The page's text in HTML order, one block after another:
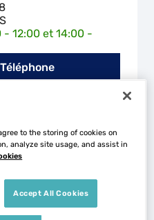
- 12:00 et 14:00 -
Téléphone
12:00 et 14:00 -
to the storing of cookies on
analyze site usage, and assist in
Accept All Cookies